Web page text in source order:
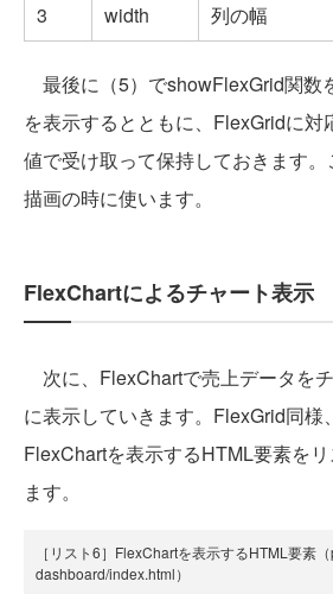
3
width 列の幅
最後に（5）でshowFlexGrid関数
を表示するとともに、FlexGridに対
値で受け取って保持しておきます
描画の時に使います。
FlexChartによるチャート表示
次に、FlexChartで売上データをチ
に表示していきます。FlexGrid同様
FlexChartを表示するHTML要素を
ます。
［リスト6］FlexChartを表示するHTML要素
dashboard/index.html）